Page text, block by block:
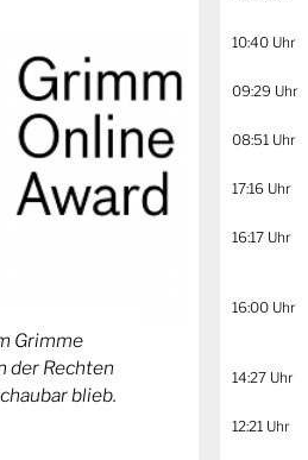
Grimme
der Rechten
blieb.
10:40 Uhr
09:29 Uhr
08:51 Uhr
17:16 Uhr
16:17 Uhr
16:00 Uhr
14:27 Uhr
12:21 Uhr